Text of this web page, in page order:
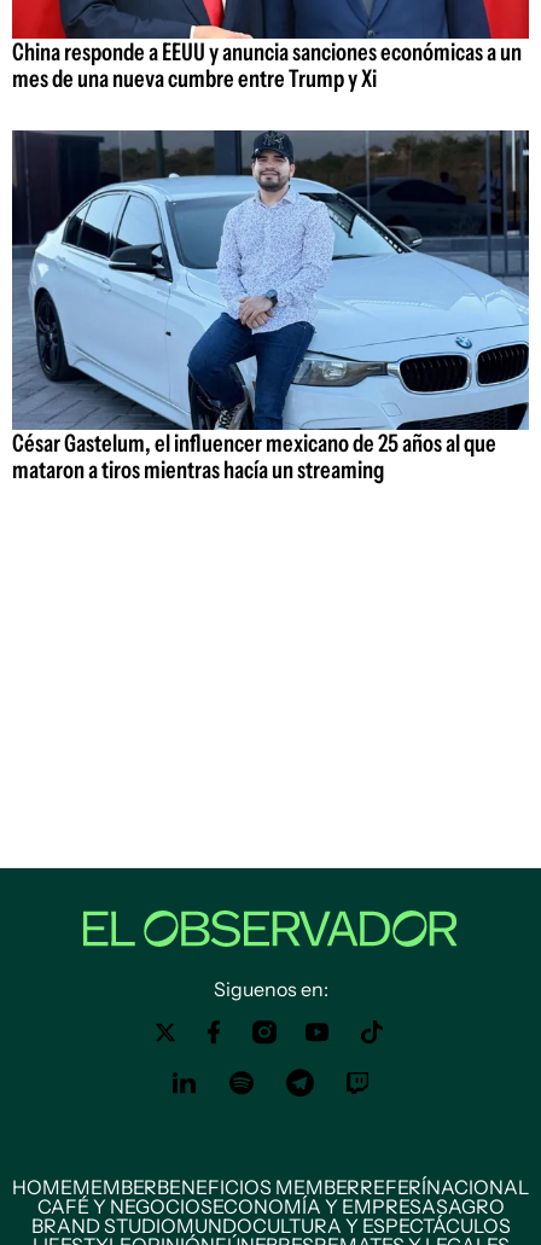
China responde a EEUU y anuncia sanciones económicas a un
mes de una nueva cumbre entre Trump y Xi
César Gastelum, el influencer mexicano de 25 años al que
mataron a tiros mientras hacía un streaming
Siguenos en:
HOMEMEMBERBENEFICIOS MEMBERREFERÍNACIONAL
CAFÉ Y NEGOCIOSECONOMÍA Y EMPRESASAGRO
BRAND STUDIOMUNDOCULTURA Y ESPECTÁCULOS